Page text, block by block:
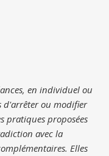
en individuel ou
d'arrêter ou modifier
pratiques proposées
avec la
Elles